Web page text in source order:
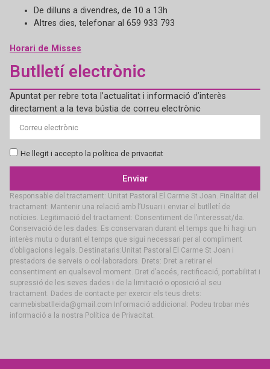
De dilluns a divendres, de 10 a 13h
Altres dies, telefonar al 659 933 793
Horari de Misses
Butlletí electrònic
Apuntat per rebre tota l’actualitat i informació d’interès
directament a la teva bústia de correu electrònic
He llegit i accepto la política de privacitat
Enviar
Responsable del tractament: Unitat Pastoral El Carme St Joan. Finalitat del
tractament: Mantenir una relació amb l’Usuari i enviar el butlletí de
notícies. Legitimació del tractament: Consentiment de l’interessat/da.
Conservació de les dades: Es conservaran durant el temps que hi hagi un
interès mutu o durant el temps que sigui necessari per al compliment
d’obligacions legals. Destinataris:Unitat Pastoral El Carme St Joan i
prestadors de serveis o col·laboradors. Drets: Dret a retirar el
consentiment en qualsevol moment. Dret d’accés, rectificació, portabilitat i
supressió de les seves dades i de la limitació o oposició al seu
tractament. Dades de contacte per exercir els teus drets:
carmebisbatlleida@gmail.com Informació addicional: Podeu trobar més
informació a la nostra Política de Privacitat.